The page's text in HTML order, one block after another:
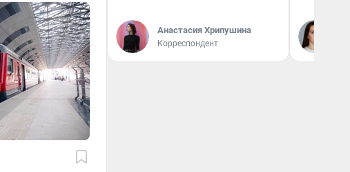
Анастасия Хрипушина
Корреспондент